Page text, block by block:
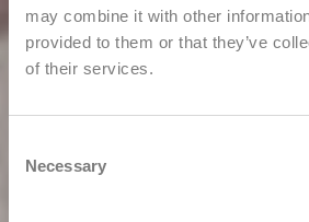
may combine it with other
provided to them or that they’ve
of their services.
Selection
Necessary